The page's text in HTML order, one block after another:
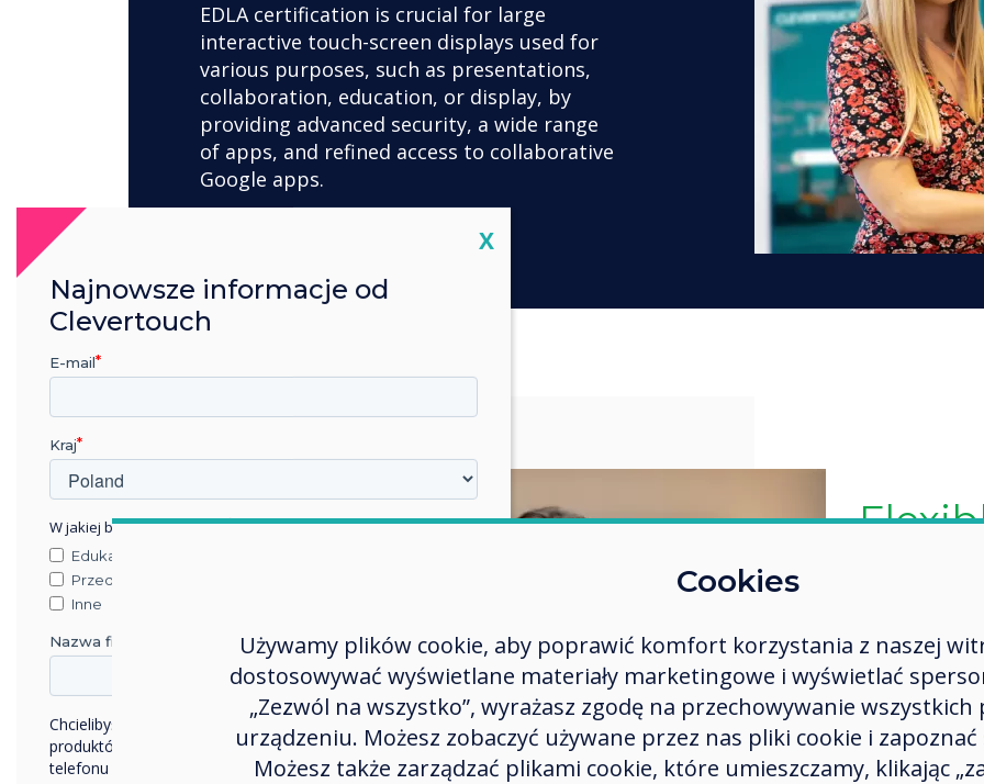
EDLA certification is crucial for large
interactive touch-screen displays used for
various purposes, such as presentations,
collaboration, education, or display, by
providing advanced security, a wide range
of apps, and refined access to collaborative
Google apps.
The
latest
This
enterprise
innovations,
Cookies
Używamy plików cookie, aby poprawić komfort korzystania z naszej
dostosowywać wyświetlane materiały marketingowe i wyświetlać
„Zezwól na wszystko”, wyrażasz zgodę na przechowywanie
urządzeniu. Możesz zobaczyć używane przez nas pliki cookie i
Możesz także zarządzać plikami cookie, które umieszczamy, klikając
Close
X
Najnowsze informacje od
Clevertouch
E-mail
Kraj
W jakiej branży pracujesz?
Edukacja
Przedsiębiorstwo
Inne
Nazwa firmy
Chcielibyśmy się z Tobą skontaktować w sprawie naszych
produktów i usług za pośrednictwem poczty elektronicznej,
telefonu lub poczty.